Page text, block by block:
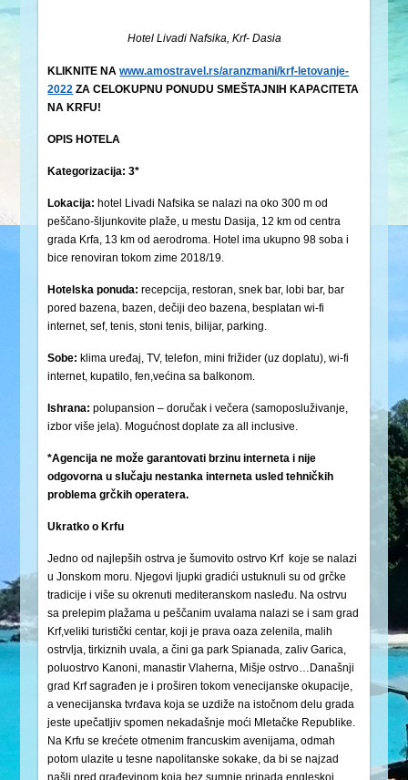
Hotel Livadi Nafsika, Krf- Dasia
KLIKNITE NAwww.amostravel.rs/aranzmani/krf-letovanje-
2022 ZA CELOKUPNU PONUDU SMEŠTAJNIH KAPACITETA
NA KRFU!
OPIS HOTELA
Kategorizacija: 3*
Lokacija: hotel Livadi Nafsika se nalazi na oko 300 m od
peščano-šljunkovite plaže, u mestu Dasija, 12 km od centra
grada Krfa, 13 km od aerodroma. Hotel ima ukupno 98 soba i
bice renoviran tokom zime 2018/19.
Hotelska ponuda:recepcija, restoran, snek bar, lobi bar, bar
pored bazena, bazen, dečiji deo bazena, besplatan wi-fi
internet, sef, tenis, stoni tenis, bilijar, parking.
Sobe: klima uređaj, TV, telefon, mini frižider (uz doplatu), wi-fi
internet, kupatilo, fen,većina sa balkonom.
Ishrana:polupansion – doručak i večera (samoposluživanje,
izbor više jela). Mogućnost doplate za all inclusive.
*Agencija ne može garantovati brzinu interneta i nije
odgovorna u slučaju nestanka interneta usled tehničkih
problema grčkih operatera.
Ukratko o Krfu
Jedno od najlepših ostrva je šumovito ostrvo Krf koje se nalazi
u Jonskom moru. Njegovi ljupki gradići ustuknuli su od grčke
tradicije i više su okrenuti mediteranskom nasleđu. Na ostrvu
sa prelepim plažama u peščanim uvalama nalazi se i sam grad
Krf,veliki turistički centar, koji je prava oaza zelenila, malih
ostrvlja, tirkiznih uvala, a čini ga park Spianada, zaliv Garica,
poluostrvo Kanoni, manastir Vlaherna, Mišje ostrvo…Današnji
grad Krf sagrađen je i proširen tokom venecijanske okupacije,
a venecijanska tvrđava koja se uzdiže na istočnom delu grada
jeste upečatljiv spomen nekadašnje moći Mletačke Republike.
Na Krfu se krećete otmenim francuskim avenijama, odmah
potom ulazite u tesne napolitanske sokake, da bi se najzad